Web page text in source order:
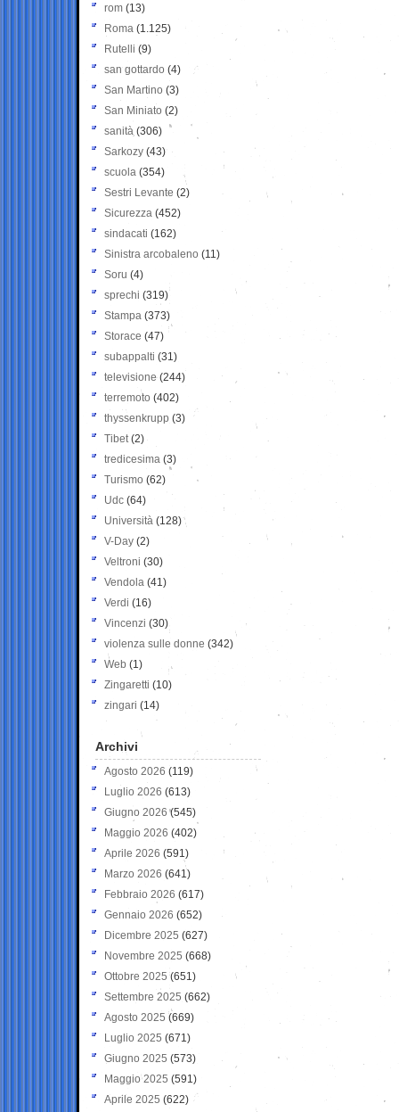
rom (13)
Roma (1.125)
Rutelli (9)
san gottardo (4)
San Martino (3)
San Miniato (2)
sanità (306)
Sarkozy (43)
scuola (354)
Sestri Levante (2)
Sicurezza (452)
sindacati (162)
Sinistra arcobaleno (11)
Soru (4)
sprechi (319)
Stampa (373)
Storace (47)
subappalti (31)
televisione(244)
terremoto (402)
thyssenkrupp (3)
Tibet(2)
tredicesima (3)
Turismo (62)
Udc (64)
Università (128)
V-Day (2)
Veltroni (30)
Vendola (41)
Verdi (16)
Vincenzi (30)
violenza sulle donne (342)
Web (1)
Zingaretti (10)
zingari (14)
Archivi
Agosto 2026 (119)
Luglio 2026 (613)
Giugno 2026 (545)
Maggio 2026 (402)
Aprile 2026 (591)
Marzo 2026 (641)
Febbraio 2026 (617)
Gennaio 2026 (652)
Dicembre 2025 (627)
Novembre 2025 (668)
Ottobre 2025 (651)
Settembre 2025 (662)
Agosto 2025 (669)
Luglio 2025 (671)
Giugno 2025 (573)
Maggio 2025 (591)
Aprile 2025 (622)